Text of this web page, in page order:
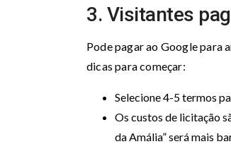
3. Visitantes
Pode pagar ao Google para
dicas para começar:
Selecione 4-5 termos
Os custos de licitação
da Amália” será mais